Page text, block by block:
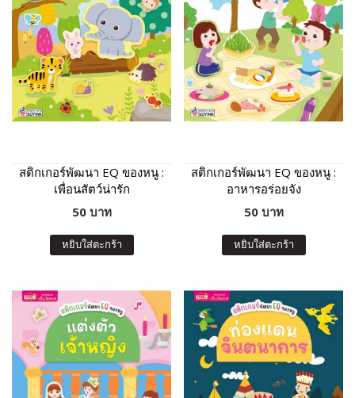
สติกเกอร์พัฒนา EQ ของหนู :
เพื่อนสัตว์น่ารัก
50 บาท
หยิบใส่ตะกร้า
สติกเกอร์พัฒนา EQ ของหนู :
อาหารอร่อยจัง
50 บาท
หยิบใส่ตะกร้า